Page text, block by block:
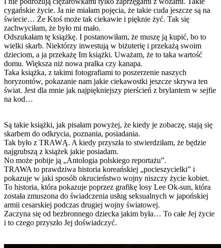
cygańskie życie. Ja nie miałam pojęcia, że takie cuda jeszcze są na
świecie… Że Ktoś może tak ciekawie i pięknie żyć. Tak się
zachwyciłam, że było mi mało.
Odszukałam tę książkę. I postanowiłam, że muszę ją kupić, bo to
wielki skarb. Niektórzy inwestują w biżuterię i przekażą swoim
dzieciom, a ja przekażę Im książki. Uważam, że to taka wartość
domu. Większa niż nowa pralka czy kanapa.
Taka książka, z takimi fotografiami to poszerzenie naszych
horyzontów, pokazanie nam jakie ciekawostki jeszcze skrywa ten
świat. Jest dla mnie jak najpiękniejszy pierścień z brylantem w sejfie
na kod…
Są takie książki, jak pisałam powyżej, że kiedy je zobaczę, stają się
skarbem do odkrycia, poznania, posiadania.
Tak było z TRAWĄ. A kiedy przyszła to stwierdziłam, że będzie
najgrubszą z książek jakie posiadam.
No może pobije ją „Antologia polskiego reportażu”.
TRAWA to prawdziwa historia koreańskiej „pocieszycielki” i
pokazuje w jaki sposób okrucieństwo wojny niszczy życie kobiet.
To historia, która pokazuje poprzez grafikę losy Lee Ok-sun, która
została zmuszona do świadczenia usług seksualnych w japońskiej
armii cesarskiej podczas drugiej wojny światowej.
Zaczyna się od bezbronnego dziecka jakim była… To całe Jej życie
i to czego przyszło Jej doświadczyć.